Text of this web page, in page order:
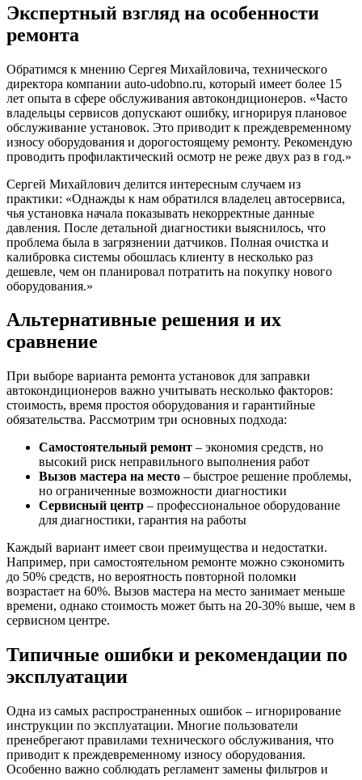
Экспертный взгляд на особенности
ремонта
Обратимся к мнению Сергея Михайловича, технического
директора компании auto-udobno.ru, который имеет более 15
лет опыта в сфере обслуживания автокондиционеров. «Часто
владельцы сервисов допускают ошибку, игнорируя плановое
обслуживание установок. Это приводит к преждевременному
износу оборудования и дорогостоящему ремонту. Рекомендую
проводить профилактический осмотр не реже двух раз в год.»
Сергей Михайлович делится интересным случаем из
практики: «Однажды к нам обратился владелец автосервиса,
чья установка начала показывать некорректные данные
давления. После детальной диагностики выяснилось, что
проблема была в загрязнении датчиков. Полная очистка и
калибровка системы обошлась клиенту в несколько раз
дешевле, чем он планировал потратить на покупку нового
оборудования.»
Альтернативные решения и их
сравнение
При выборе варианта ремонта установок для заправки
автокондиционеров важно учитывать несколько факторов:
стоимость, время простоя оборудования и гарантийные
обязательства. Рассмотрим три основных подхода:
Самостоятельный ремонт – экономия средств, но
высокий риск неправильного выполнения работ
Вызов мастера на место – быстрое решение проблемы,
но ограниченные возможности диагностики
Сервисный центр – профессиональное оборудование
для диагностики, гарантия на работы
Каждый вариант имеет свои преимущества и недостатки.
Например, при самостоятельном ремонте можно сэкономить
до 50% средств, но вероятность повторной поломки
возрастает на 60%. Вызов мастера на место занимает меньше
времени, однако стоимость может быть на 20-30% выше, чем в
сервисном центре.
Типичные ошибки и рекомендации по
эксплуатации
Одна из самых распространенных ошибок – игнорирование
инструкции по эксплуатации. Многие пользователи
пренебрегают правилами технического обслуживания, что
приводит к преждевременному износу оборудования.
Особенно важно соблюдать регламент замены фильтров и